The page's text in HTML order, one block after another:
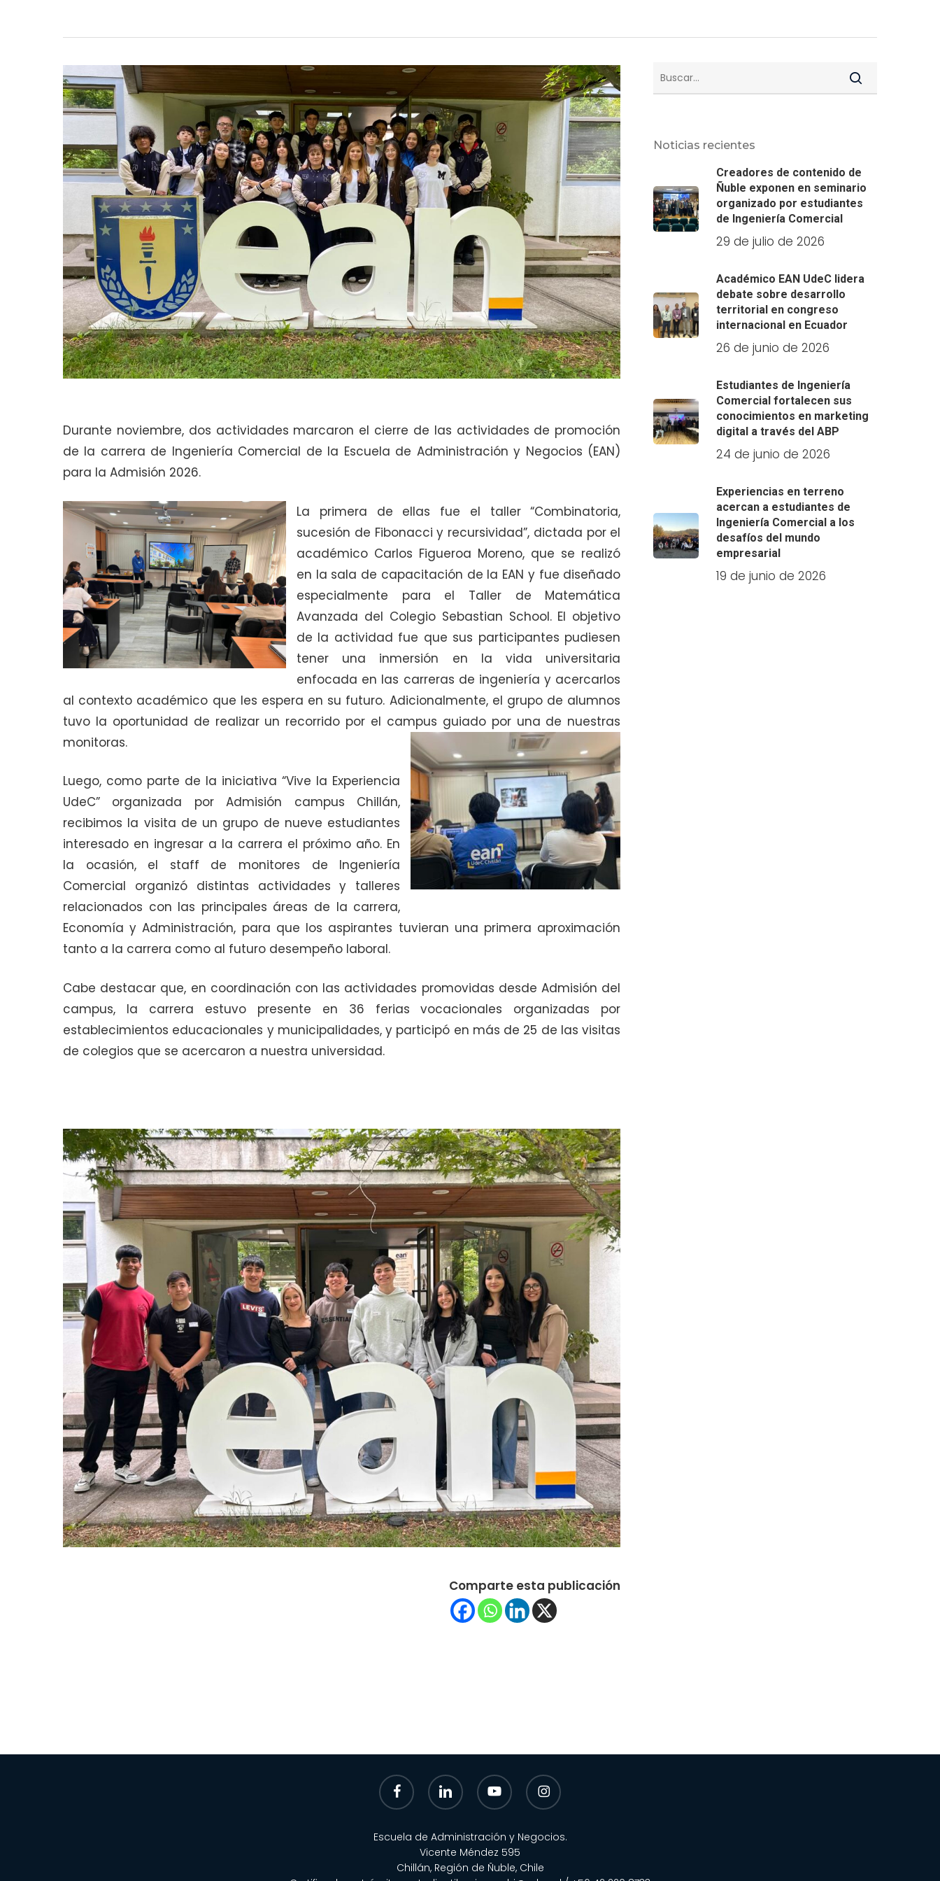
Presiona enter para buscar o ESC para cerrar búsqueda
Durante noviembre, dos actividades marcaron el cierre de las actividades de promoción
de la carrera de Ingeniería Comercial de la Escuela de Administración y Negocios (EAN)
para la Admisión 2026.
La primera de ellas fue el taller “Combinatoria,
sucesión de Fibonacci y recursividad”, dictada por el
académico Carlos Figueroa Moreno, que se realizó
en la sala de capacitación de la EAN y fue diseñado
especialmente para el Taller de Matemática
Avanzada del Colegio Sebastian School. El objetivo
de la actividad fue que sus participantes pudiesen
tener una inmersión en la vida universitaria
enfocada en las carreras de ingeniería y acercarlos
al contexto académico que les espera en su futuro. Adicionalmente, el grupo de alumnos
tuvo la oportunidad de realizar un recorrido por el campus guiado por una de nuestras
monitoras.
Luego, como parte de la iniciativa “Vive la Experiencia
UdeC” organizada por Admisión campus Chillán,
recibimos la visita de un grupo de nueve estudiantes
interesado en ingresar a la carrera el próximo año. En
la ocasión, el staff de monitores de Ingeniería
Comercial organizó distintas actividades y talleres
relacionados con las principales áreas de la carrera,
Economía y Administración, para que los aspirantes tuvieran una primera aproximación
tanto a la carrera como al futuro desempeño laboral.
Cabe destacar que, en coordinación con las actividades promovidas desde Admisión del
campus, la carrera estuvo presente en 36 ferias vocacionales organizadas por
establecimientos educacionales y municipalidades, y participó en más de 25 de las visitas
de colegios que se acercaron a nuestra universidad.
Comparte esta publicación
Noticias recientes
Creadores de contenido de
Ñuble exponen en seminario
organizado por estudiantes
de Ingeniería Comercial
29 de julio de 2026
Académico EAN UdeC lidera
debate sobre desarrollo
territorial en congreso
internacional en Ecuador
26 de junio de 2026
Estudiantes de Ingeniería
Comercial fortalecen sus
conocimientos en marketing
digital a través del ABP
24 de junio de 2026
Experiencias en terreno
acercan a estudiantes de
Ingeniería Comercial a los
desafíos del mundo
empresarial
19 de junio de 2026
facebook linkedin youtube instagram
Escuela de Administración y Negocios.
Vicente Méndez 595
Chillán, Región de Ñuble, Chile